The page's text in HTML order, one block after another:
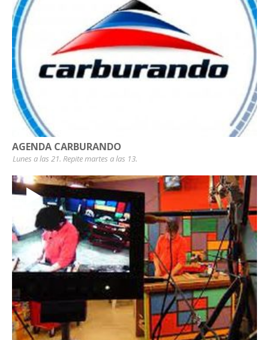
AGENDA CARBURANDO
Lunes a las 21. Repite martes a las 13.